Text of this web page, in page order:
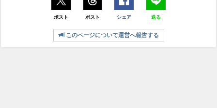
ポスト ポスト シェア 送る
このページについて運営へ報告する